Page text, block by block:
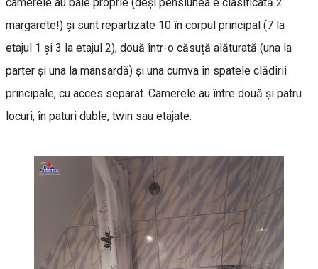
margarete!) și sunt repartizate 10 în corpul principal (7 la
etajul 1 și 3 la etajul 2), două într-o căsuță alăturată (una la
parter și una la mansardă) și una cumva în spatele clădirii
principale, cu acces separat. Camerele au între două și patru
locuri, în paturi duble, twin sau etajate.